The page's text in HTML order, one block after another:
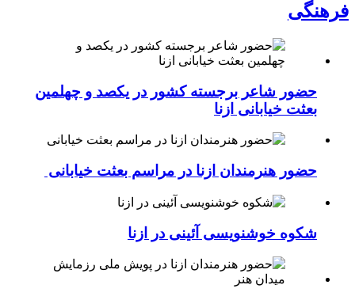
فرهنگی
حضور شاعر برجسته کشور در یکصد و چهلمین
بعثت خیابانی ازنا
حضور هنرمندان ازنا در مراسم بعثت خیابانی
شکوه خوشنویسی آئینی در ازنا